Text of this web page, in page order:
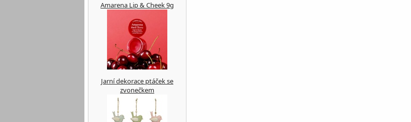
Amarena Lip & Cheek 9g
Jarní dekorace ptáček se
zvonečkem